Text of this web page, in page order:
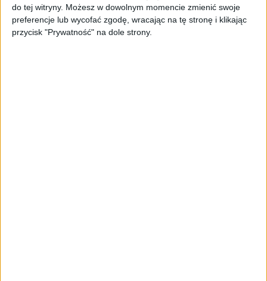
do tej witryny. Możesz w dowolnym momencie zmienić swoje
preferencje lub wycofać zgodę, wracając na tę stronę i klikając
przycisk "Prywatność" na dole strony.